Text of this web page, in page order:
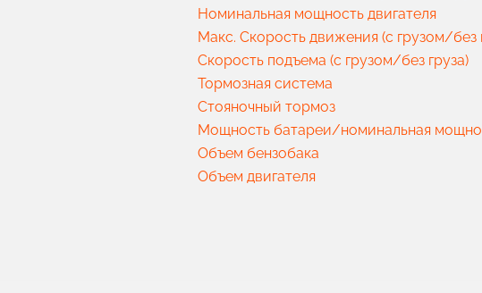
Номинальная мощность двигателя
Макс. Скорость движения (с грузом/без
Скорость подъема (с грузом/без груза)
Тормозная система
Стояночный тормоз
Мощность батареи/номинальная
Объем бензобака
Объем двигателя